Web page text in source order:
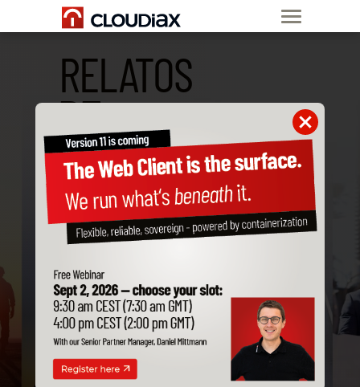
RELATOS
DE
EXPERIENCIA
Qué dicen nuestros partners